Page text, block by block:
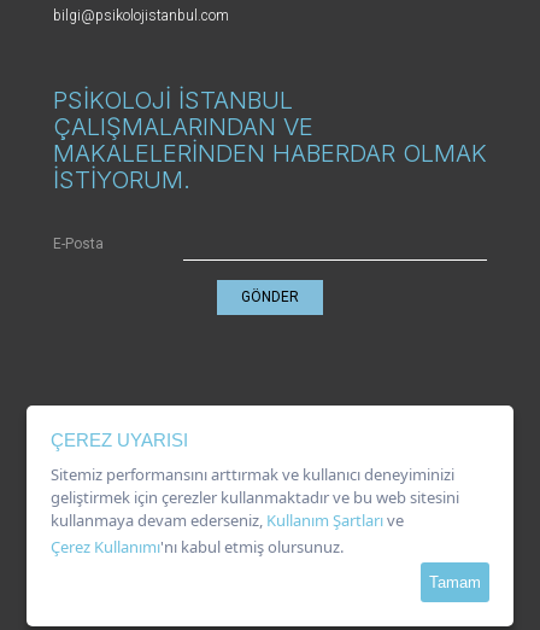
bilgi@psikolojistanbul.com
PSİKOLOJİ İSTANBUL
ÇALIŞMALARINDAN VE
MAKALELERİNDEN HABERDAR OLMAK
İSTİYORUM.
E-Posta
GÖNDER
Çerez Kullanımı
Kullanım Şartları
ÇEREZ UYARISI
Sitemiz performansını arttırmak ve kullanıcı deneyiminizi
geliştirmek için çerezler kullanmaktadır ve bu web sitesini
kullanmaya devam ederseniz, Kullanım Şartlarıve
Çerez Kullanımı'nı kabul etmiş olursunuz.
Tamam